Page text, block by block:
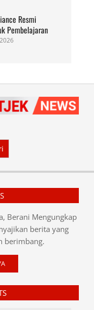
Resmi
Pembelajaran
Berani Mengungkap
berita yang
berimbang.